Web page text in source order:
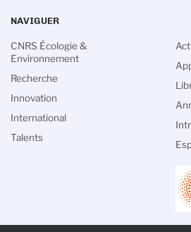
NAVIGUER
CNRS Écologie &
Environnement
Recherche
Innovation
International
Talents